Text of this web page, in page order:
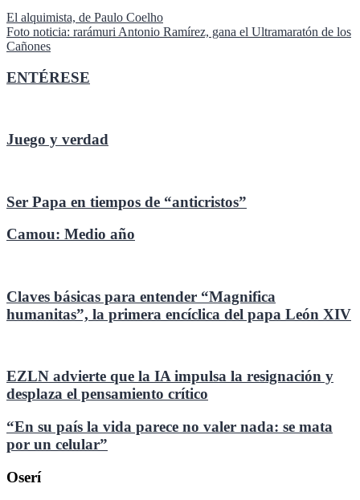
Navegación
de
El alquimista, de Paulo Coelho
Foto noticia: rarámuri Antonio Ramírez, gana el Ultramaratón de los
Cañones
ENTÉRESE
Juego y verdad
Ser Papa en tiempos de “anticristos”
Camou: Medio año
Claves básicas para entender “Magnifica
humanitas”, la primera encíclica del papa León XIV
EZLN advierte que la IA impulsa la resignación y
desplaza el pensamiento crítico
“En su país la vida parece no valer nada: se mata
por un celular”
Oserí